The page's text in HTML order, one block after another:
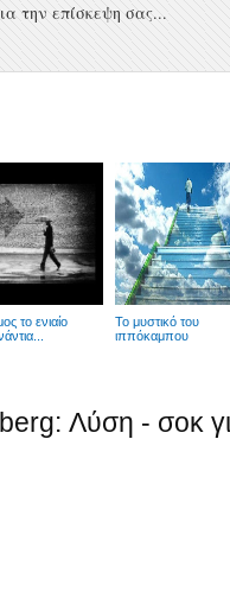
την επίσκεψη σας...
το ενιαίο
Το μυστικό του
ιππόκαμπου
Λύση - σοκ